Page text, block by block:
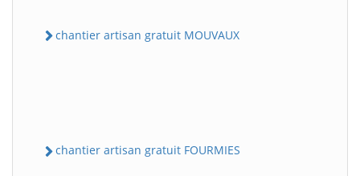
chantier artisan gratuit MOUVAUX
chantier artisan gratuit FOURMIES